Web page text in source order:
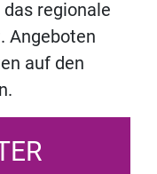
regionale
Angeboten
auf den